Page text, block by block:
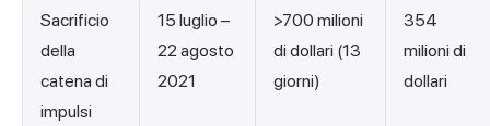
Sacrificio
della
catena di
impulsi
15 luglio –
22 agosto
2021
>700 milioni
di dollari (13
giorni)
354
milioni di
dollari